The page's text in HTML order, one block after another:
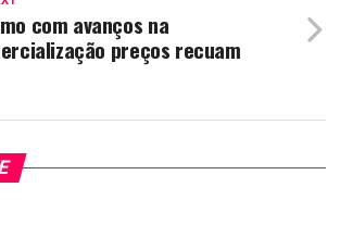
com avanços na
preços recuam